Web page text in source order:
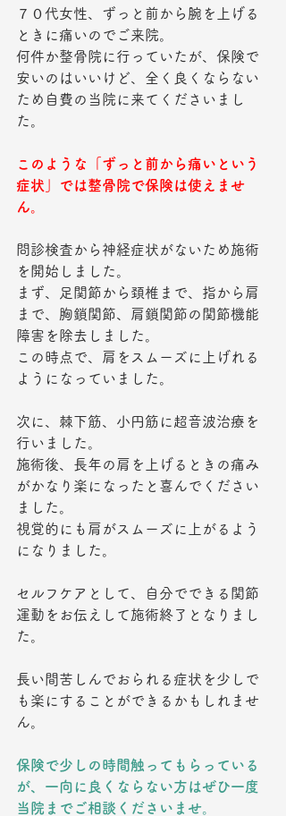
７０代女性、ずっと前から腕を上げる
ときに痛いのでご来院。
何件か整骨院に行っていたが、保険で
安いのはいいけど、全く良くならない
ため自費の当院に来てくださいまし
た。
このような「ずっと前から痛いという
症状」では整骨院で保険は使えませ
ん。
問診検査から神経症状がないため施術
を開始しました。
まず、足関節から頚椎まで、指から肩
まで、胸鎖関節、肩鎖関節の関節機能
障害を除去しました。
この時点で、肩をスムーズに上げれる
ようになっていました。
次に、棘下筋、小円筋に超音波治療を
行いました。
施術後、長年の肩を上げるときの痛み
がかなり楽になったと喜んでください
ました。
視覚的にも肩がスムーズに上がるよう
になりました。
セルフケアとして、自分でできる関節
運動をお伝えして施術終了となりまし
た。
長い間苦しんでおられる症状を少しで
も楽にすることができるかもしれませ
ん。
保険で少しの時間触ってもらっている
が、一向に良くならない方はぜひ一度
当院までご相談くださいませ。